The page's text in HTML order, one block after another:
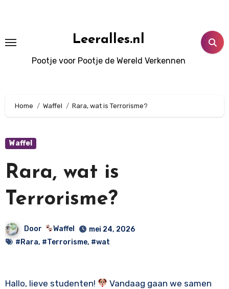
Leeralles.nl
Pootje voor Pootje de Wereld Verkennen
Home Waffel Rara, wat is Terrorisme?
Waffel
Rara, wat is
Terrorisme?
Door Waffel
mei 24, 2026
#Rara, #Terrorisme, #wat
Hallo, lieve studenten!
Vandaag gaan we samen